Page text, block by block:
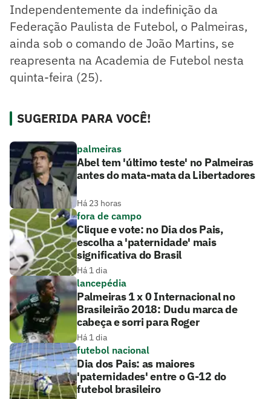
Independentemente da indefinição da
Federação Paulista de Futebol, o Palmeiras,
ainda sob o comando de João Martins, se
reapresenta na Academia de Futebol nesta
quinta-feira (25).
SUGERIDA PARA VOCÊ!
palmeiras
Abel tem 'último teste' no Palmeiras
antes do mata-mata da Libertadores
Há 23 horas
fora de campo
Clique e vote: no Dia dos Pais,
escolha a 'paternidade' mais
significativa do Brasil
Há 1 dia
lancepédia
Palmeiras 1 x 0 Internacional no
Brasileirão 2018: Dudu marca de
cabeça e sorri para Roger
Há 1 dia
futebol nacional
Dia dos Pais: as maiores
'paternidades' entre o G-12 do
futebol brasileiro